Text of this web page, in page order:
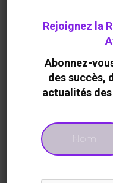
Ndaitwah
Aucun article à afficher
Rejoignez la
Abonnez-
des succès,
actualités